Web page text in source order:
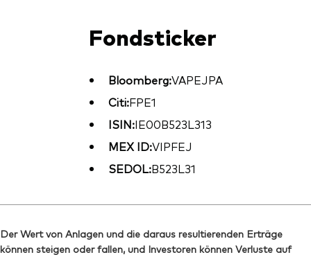
Fondsticker
Bloomberg:VAPEJPA
Citi:FPE1
ISIN:IE00B523L313
MEX ID:VIPFEJ
SEDOL:B523L31
Der Wert von Anlagen und die daraus resultierenden Erträge
können steigen oder fallen, und Investoren können Verluste auf